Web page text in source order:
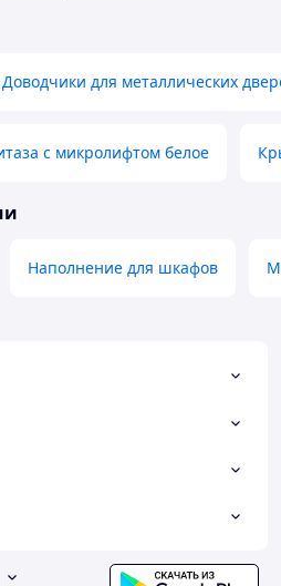
Доводчики для металлических
с микролифтом белое
Наполнение для шкафов